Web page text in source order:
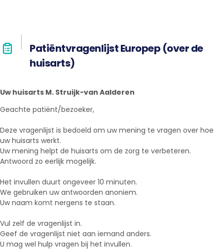
Patiëntvragenlijst Europep (over de
huisarts)
Uw huisarts M. Struijk-van Aalderen
Geachte patiënt/bezoeker,
Deze vragenlijst is bedoeld om uw mening te vragen over hoe
uw huisarts werkt.
Uw mening helpt de huisarts om de zorg te verbeteren.
Antwoord zo eerlijk mogelijk.
Het invullen duurt ongeveer 10 minuten.
We gebruiken uw antwoorden anoniem.
Uw naam komt nergens te staan.
Vul zelf de vragenlijst in.
Geef de vragenlijst niet aan iemand anders.
U mag wel hulp vragen bij het invullen.